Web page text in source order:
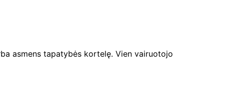
asmens tapatybės kortelę. Vien vairuotojo